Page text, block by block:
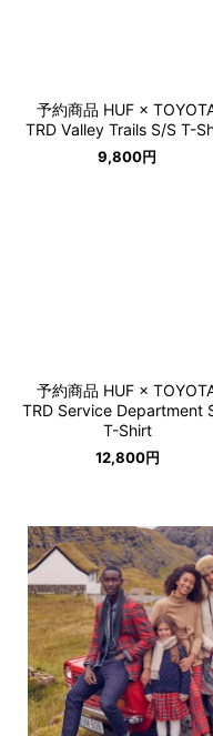
予約商品 HUF ×
TRD Valley Trails S/S T-
9,800円
予約商品 HUF ×
TRD Service Department
T-Shirt
12,800円